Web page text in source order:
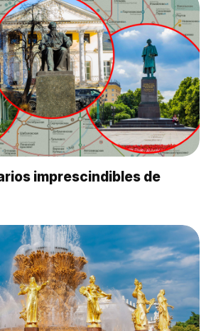
imprescindibles de